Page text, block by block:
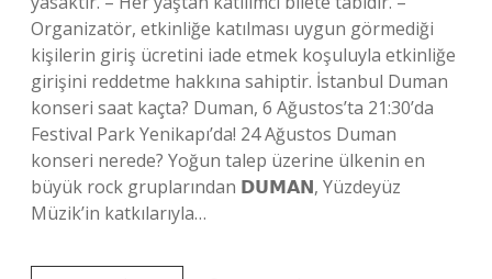
Organizatör, etkinliğe katılması uygun görmediği
kişilerin giriş ücretini iade etmek koşuluyla etkinliğe
girişini reddetme hakkına sahiptir. İstanbul Duman
konseri saat kaçta? Duman, 6 Ağustos’ta 21:30’da
Festival Park Yenikapı’da! 24 Ağustos Duman
konseri nerede? Yoğun talep üzerine ülkenin en
büyük rock gruplarından 𝗗𝗨𝗠𝗔𝗡, Yüzdeyüz
Müzik’in katkılarıyla…